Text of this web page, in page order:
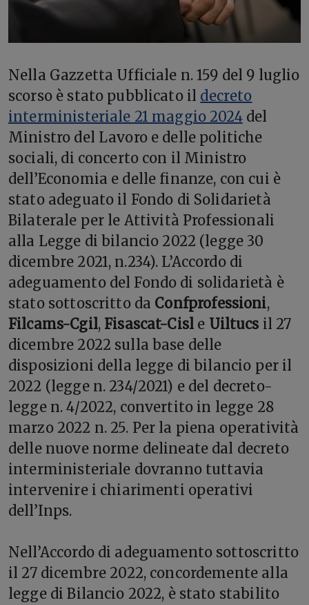
Nella Gazzetta Ufficiale n. 159 del 9 luglio
scorso è stato pubblicato il decreto
interministeriale 21 maggio 2024del
Ministro del Lavoro e delle politiche
sociali, di concerto con il Ministro
dell’Economia e delle finanze, con cui è
stato adeguato il Fondo di Solidarietà
Bilaterale per le Attività Professionali
alla Legge di bilancio 2022 (legge 30
dicembre 2021, n.234). L’Accordo di
adeguamento del Fondo di solidarietà è
stato sottoscritto da Confprofessioni,
Filcams-Cgil, Fisascat-Cisl e Uiltucs il 27
dicembre 2022 sulla base delle
disposizioni della legge di bilancio per il
2022 (legge n. 234/2021) e del decreto-
legge n. 4/2022, convertito in legge 28
marzo 2022 n. 25. Per la piena operatività
delle nuove norme delineate dal decreto
interministeriale dovranno tuttavia
intervenire i chiarimenti operativi
dell’Inps.
Nell’Accordo di adeguamento sottoscritto
il 27 dicembre 2022, concordemente alla
legge di Bilancio 2022, è stato stabilito